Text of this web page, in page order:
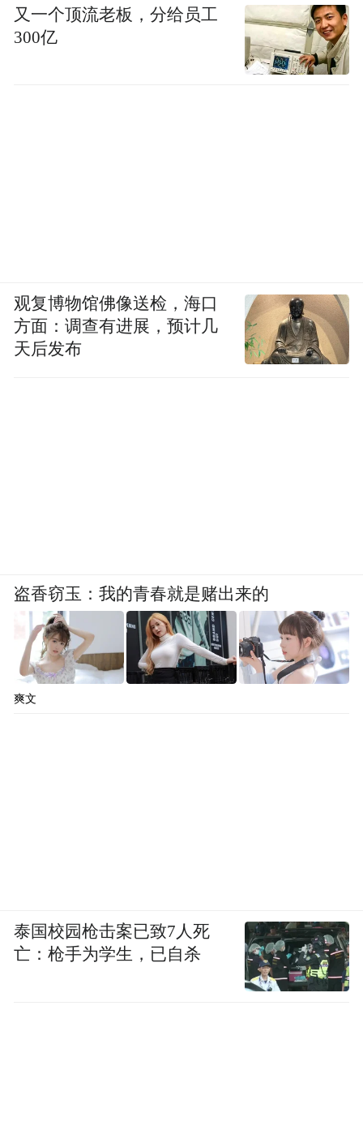
又一个顶流老板，分给员工
300亿
观复博物馆佛像送检，海口
方面：调查有进展，预计几
天后发布
盗香窃玉：我的青春就是赌出来的
爽文
泰国校园枪击案已致7人死
亡：枪手为学生，已自杀